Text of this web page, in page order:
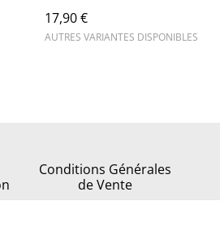
17,90 €
AUTRES VARIANTES DISPONIBLES
Conditions Générales
de Vente